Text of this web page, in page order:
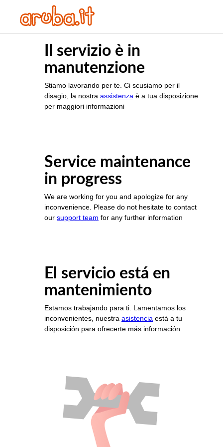
Il servizio è in
manutenzione
Stiamo lavorando per te. Ci scusiamo per il
disagio, la nostra assistenza è a tua disposizione
per maggiori informazioni
Service maintenance
in progress
We are working for you and apologize for any
inconvenience. Please do not hesitate to contact
our support team for any further information
El servicio está en
mantenimiento
Estamos trabajando para ti. Lamentamos los
inconvenientes, nuestra asistencia está a tu
disposición para ofrecerte más información